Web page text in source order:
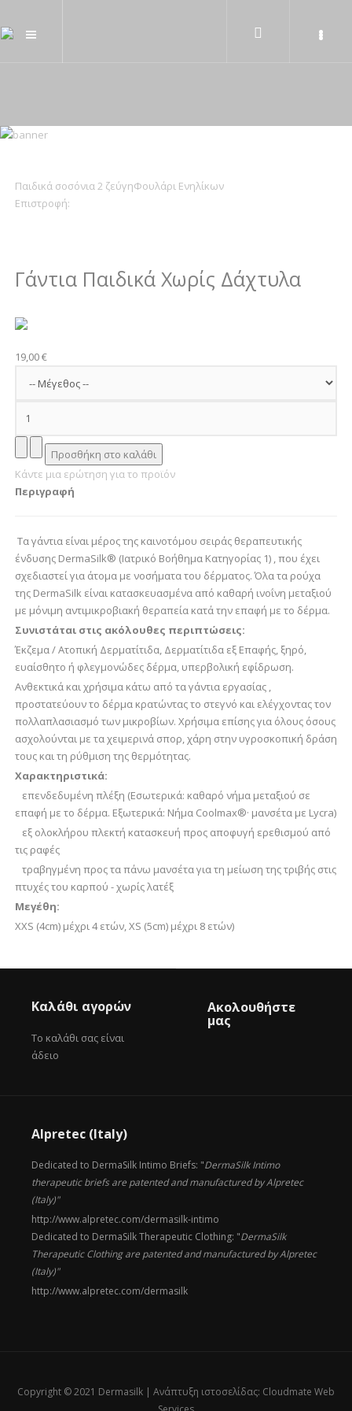
Παιδικά σοσόνια 2 ζεύγηΦουλάρι Ενηλίκων
Επιστροφή:
Γάντια Παιδικά Χωρίς Δάχτυλα
19,00 €
Κάντε μια ερώτηση για το προϊόν
Περιγραφή
Τα γάντια είναι μέρος της καινοτόμου σειράς θεραπευτικής
ένδυσης DermaSilk® (Ιατρικό Βοήθημα Κατηγορίας 1) , που έχει
σχεδιαστεί για άτομα με νοσήματα του δέρματος. Όλα τα ρούχα
της DermaSilk είναι κατασκευασμένα από καθαρή ινοΐνη μεταξιού
με μόνιμη αντιμικροβιακή θεραπεία κατά την επαφή με το δέρμα.
Συνιστάται στις ακόλουθες περιπτώσεις:
Έκζεμα / Ατοπική Δερματίτιδα, Δερματίτιδα εξ Επαφής, ξηρό,
ευαίσθητο ή φλεγμονώδες δέρμα, υπερβολική εφίδρωση.
Ανθεκτικά και χρήσιμα κάτω από τα γάντια εργασίας ,
προστατεύουν το δέρμα κρατώντας το στεγνό και ελέγχοντας τον
πολλαπλασιασμό των μικροβίων. Χρήσιμα επίσης για όλους όσους
ασχολούνται με τα χειμερινά σπορ, χάρη στην υγροσκοπική δράση
τους και τη ρύθμιση της θερμότητας.
Χαρακτηριστικά:
επενδεδυμένη πλέξη (Εσωτερικά: καθαρό νήμα μεταξιού σε
επαφή με το δέρμα. Εξωτερικά: Νήμα Coolmax®· μανσέτα με Lycra)
εξ ολοκλήρου πλεκτή κατασκευή προς αποφυγή ερεθισμού από
τις ραφές
τραβηγμένη προς τα πάνω μανσέτα για τη μείωση της τριβής στις
πτυχές του καρπού - χωρίς λατέξ
Μεγέθη:
XXS (4cm) μέχρι 4 ετών, XS (5cm) μέχρι 8 ετών)
Καλάθι αγορών
Το καλάθι σας είναι
άδειο
Ακολουθήστε
μας
Alpretec (Italy)
Dedicated to DermaSilk Intimo Briefs: "DermaSilk Intimo
therapeutic briefs are patented and manufactured by Alpretec
(Italy)"
http://www.alpretec.com/dermasilk-intimo
Dedicated to DermaSilk Therapeutic Clothing: "DermaSilk
Therapeutic Clothing are patented and manufactured by Alpretec
(Italy)"
http://www.alpretec.com/dermasilk
Copyright © 2021 Dermasilk | Ανάπτυξη ιστοσελίδας: Cloudmate Web